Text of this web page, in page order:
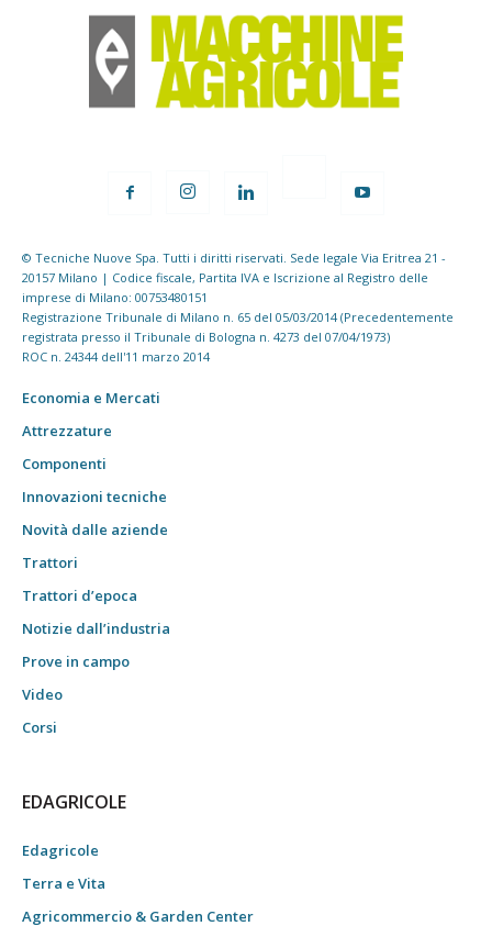
© Tecniche Nuove Spa. Tutti i diritti riservati. Sede legale Via Eritrea 21 -
20157 Milano | Codice fiscale, Partita IVA e Iscrizione al Registro delle
imprese di Milano: 00753480151
Registrazione Tribunale di Milano n. 65 del 05/03/2014 (Precedentemente
registrata presso il Tribunale di Bologna n. 4273 del 07/04/1973)
ROC n. 24344 dell'11 marzo 2014
Economia e Mercati
Attrezzature
Componenti
Innovazioni tecniche
Novità dalle aziende
Trattori
Trattori d’epoca
Notizie dall’industria
Prove in campo
Video
Corsi
EDAGRICOLE
Edagricole
Terra e Vita
Agricommercio & Garden Center